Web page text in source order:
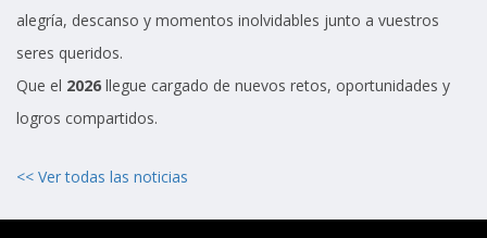
alegría, descanso y momentos inolvidables junto a vuestros
seres queridos.
Que el 2026 llegue cargado de nuevos retos, oportunidades y
logros compartidos.
<< Ver todas las noticias